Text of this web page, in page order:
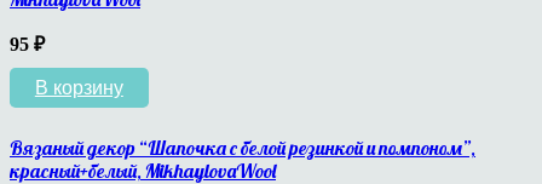
95 ₽
В корзину
Вязаный декор “Шапочка с белой резинкой и помпоном”,
красный+белый, MikhaylovaWool